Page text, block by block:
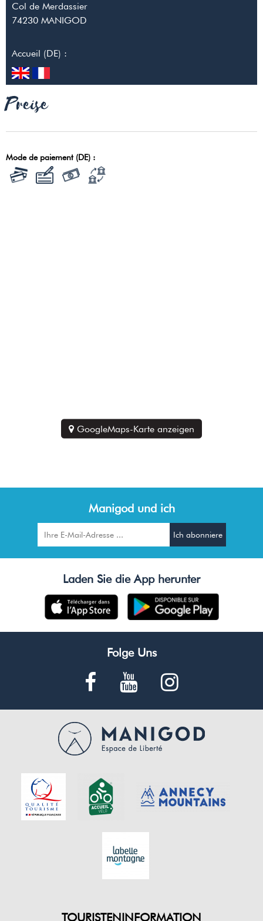
Col de Merdassier
74230 MANIGOD
Accueil (DE) :
Preise
Mode de paiement (DE) :
GoogleMaps-Karte anzeigen
Manigod und ich
Folge Uns
Laden Sie die App herunter
TOURISTENINFORMATION